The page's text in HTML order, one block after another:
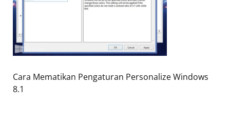
Cara Mematikan Pengaturan Personalize Windows
8.1